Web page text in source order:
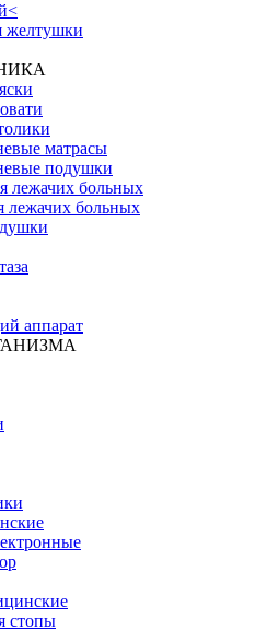
желтушки
матрасы
подушки
лежачих больных
лежачих больных
аппарат
стопы